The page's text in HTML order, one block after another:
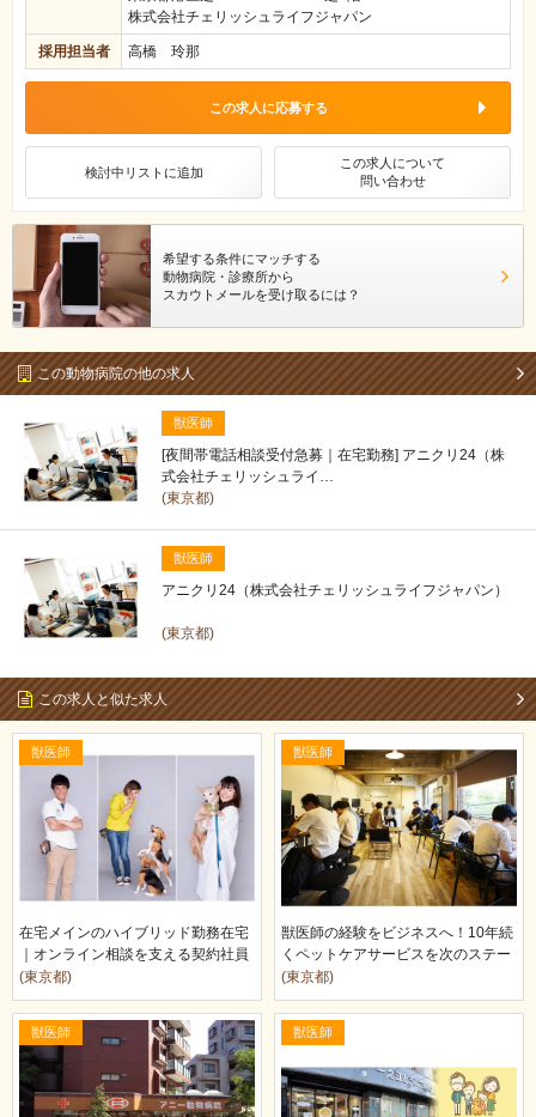
株式会社チェリッシュライフジャパン
採用担当者 高橋 玲那
この求人に応募する
検討中リストに追加
この求人について
問い合わせ
希望する条件にマッチする
動物病院・診療所から
スカウトメールを受け取るには？
この動物病院の他の求人
獣医師
[夜間帯電話相談受付急募｜在宅勤務] アニクリ24（株
式会社チェリッシュライ…
(東京都)
獣医師
アニクリ24（株式会社チェリッシュライフジャパン）
(東京都)
この求人と似た求人
獣医師
在宅メインのハイブリッド勤務在宅
｜オンライン相談を支える契約社員
獣医師募集
(東京都)
獣医師
獣医師の経験をビジネスへ！10年続
くペットケアサービスを次のステー
ジへ導くチ…
(東京都)
獣医師 獣医師